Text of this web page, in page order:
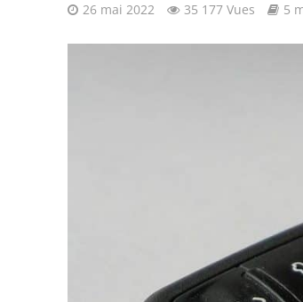
26 mai 2022 35 177 Vues 5